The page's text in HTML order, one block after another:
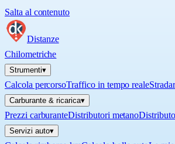
Salta al contenuto
Distanze
Chilometriche
Strumenti▾
Calcola percorsoTraffico in tempo reale
Carburante & ricarica▾
Prezzi carburanteDistributori metano
Servizi auto▾